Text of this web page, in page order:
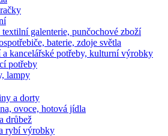
galenterie, punčochové zboží
baterie, zdoje světla
a kancelářské potřeby, kulturní výrobky
potřeby
lampy
a dorty
ovoce, hotová jídla
drůbež
rybí výrobky